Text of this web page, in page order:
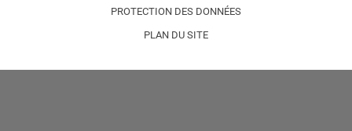
PROTECTION DES DONNÉES
PLAN DU SITE